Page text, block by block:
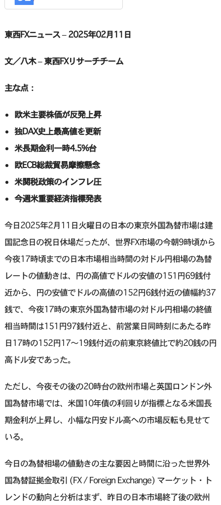
東西FXニュース – 2025年02月11日
文／八木 – 東西FXリサーチチーム
主な点：
欧米主要株価が反発上昇
独DAX史上最高値を更新
米長期金利一時4.5%台
欧ECB総裁貿易摩擦懸念
米関税政策のインフレ圧
今週米重要経済指標発表
今日2025年2月11日火曜日の日本の東京外国為替市場は建
国記念日の祝日休場だったが、世界FX市場の今朝9時頃から
今夜17時頃までの日本市場相当時間の対ドル円相場の為替
レートの値動きは、円の高値でドルの安値の151円69銭付
近から、円の安値でドルの高値の152円6銭付近の値幅約37
銭で、今夜17時の東京外国為替市場の対ドル円相場の終値
相当時間は151円97銭付近と、前営業日同時刻にあたる昨
日17時の152円17〜19銭付近の前東京終値比で約20銭の円
高ドル安であった。
ただし、今夜その後の20時台の欧州市場と英国ロンドン外
国為替市場では、米国10年債の利回りが指標となる米国長
期金利が上昇し、小幅な円安ドル高への市場反転も見せて
いる。
今日の為替相場の値動きの主な要因と時間に沿った世界外
国為替証拠金取引 (FX / Foreign Exchange) マーケット・ト
レンドの動向と分析はまず、昨日の日本市場終了後の欧州